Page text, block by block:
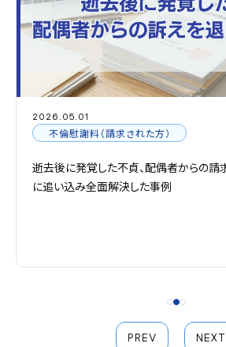
2026.05.01
不倫慰謝料（請求された方）
逝去後に発覚した不貞、配偶者からの請
に追い込み全面解決した事例
PREV NEXT